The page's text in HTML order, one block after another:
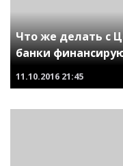
Что же делать с
банки
11.10.2016 21:45